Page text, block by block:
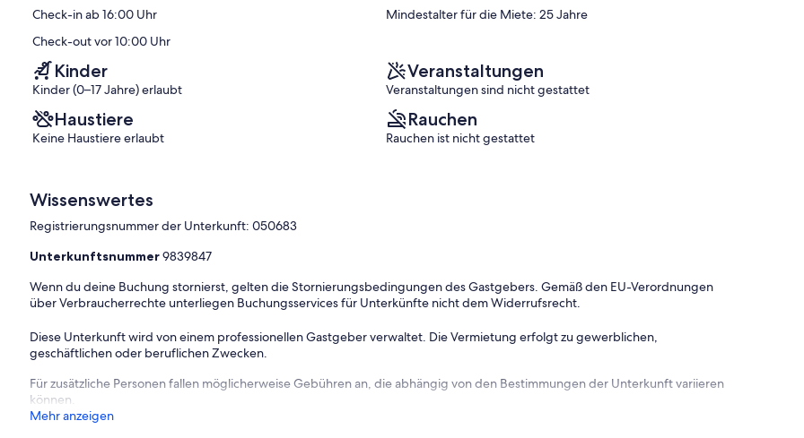
to leave. You can relax knowing that our properties will
Even better, if anything is off about your stay, we'll make it
property are available for guest use. The lifestyle centers that
courts are available only if you notify the Guest Contact at
Bewertungen)
Check-in ab 16:00 Uhr
Mindestalter für die Miete: 25 Jahre
Check-out vor 10:00 Uhr
Kinder
Kinder (0–17 Jahre) erlaubt
Veranstaltungen
Veranstaltungen sind nicht gestattet
Haustiere
Keine Haustiere erlaubt
Rauchen
Rauchen ist nicht gestattet
Wissenswertes
Registrierungsnummer der Unterkunft: 050683
Unterkunftsnummer9839847
Wenn du deine Buchung stornierst, gelten die Stornierungsbedingungen des Gastgebers. Gemäß den EU-Verordnungen
über Verbraucherrechte unterliegen Buchungsservices für Unterkünfte nicht dem Widerrufsrecht.
Diese Unterkunft wird von einem professionellen Gastgeber verwaltet. Die Vermietung erfolgt zu gewerblichen,
geschäftlichen oder beruflichen Zwecken.
Für zusätzliche Personen fallen möglicherweise Gebühren an, die abhängig von den Bestimmungen der Unterkunft variieren
können.
Mehr anzeigen